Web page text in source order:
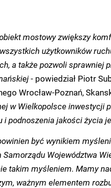
mostowy zwiększy
użytkowników
a także pozwoli sprawniej
- powiedział Piotr
Wrocław-Poznań,
w Wielkopolsce inwestycji
i podnoszenia jakości życia
być wynikiem
Samorządu Województwa
takim myśleniem. Mamy
ważnym elementem